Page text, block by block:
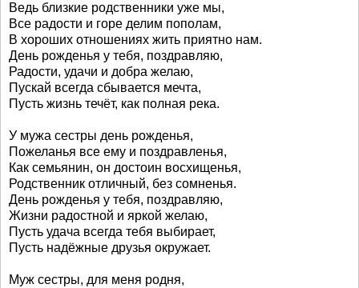
Ведь близкие родственники уже мы,
Все радости и горе делим пополам,
В хороших отношениях жить приятно нам.
День рожденья у тебя, поздравляю,
Радости, удачи и добра желаю,
Пускай всегда сбывается мечта,
Пусть жизнь течёт, как полная река.
У мужа сестры день рожденья,
Пожеланья все ему и поздравленья,
Как семьянин, он достоин восхищенья,
Родственник отличный, без сомненья.
День рожденья у тебя, поздравляю,
Жизни радостной и яркой желаю,
Пусть удача всегда тебя выбирает,
Пусть надёжные друзья окружает.
Муж сестры, для меня родня,